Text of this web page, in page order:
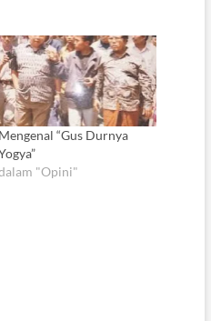
Mengenal “Gus Durnya
"Opini"